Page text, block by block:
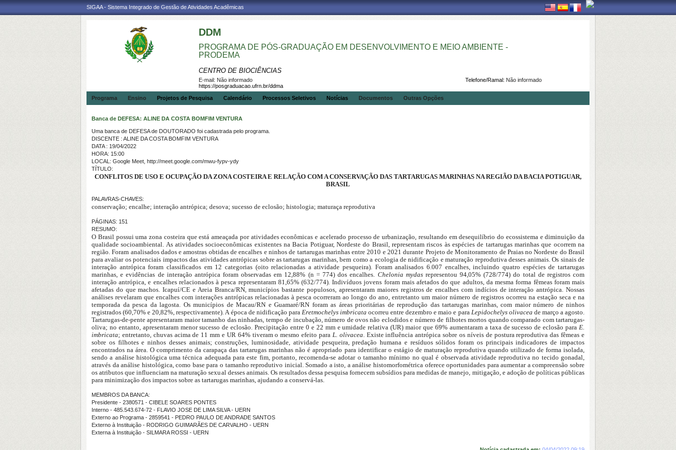
SIGAA - Sistema Integrado de Gestão de Atividades Acadêmicas
DDM
PROGRAMA DE PÓS-GRADUAÇÃO EM DESENVOLVIMENTO E MEIO AMBIENTE -
PRODEMA
CENTRO DE BIOCIÊNCIAS
Telefone/Ramal: Não informado
E-mail: Não informado
https://posgraduacao.ufrn.br/ddma
Programa
Ensino Projetos de Pesquisa Calendário Processos Seletivos Notícias Documentos Outras Opções
Banca de DEFESA: ALINE DA COSTA BOMFIM VENTURA
Uma banca de DEFESA de DOUTORADO foi cadastrada pelo programa.
DISCENTE : ALINE DA COSTA BOMFIM VENTURA
DATA : 19/04/2022
HORA: 15:00
LOCAL: Google Meet, http://meet.google.com/mwu-fypv-ydy
TÍTULO:
CONFLITOS DE USO E OCUPAÇÃO DA ZONA COSTEIRA E RELAÇÃO COM A CONSERVAÇÃO DAS TARTARUGAS MARINHAS NA REGIÃO DA BACIA POTIGUAR,
BRASIL
PALAVRAS-CHAVES:
conservação; encalhe; interação antrópica; desova; sucesso de eclosão; histologia; maturaça reprodutiva
PÁGINAS: 151
RESUMO:
O Brasil possui uma zona costeira que está ameaçada por atividades econômicas e acelerado processo de urbanização, resultando em desequilíbrio do ecossistema e diminuição da
qualidade socioambiental. As atividades socioeconômicas existentes na Bacia Potiguar, Nordeste do Brasil, representam riscos às espécies de tartarugas marinhas que ocorrem na
região. Foram analisados dados e amostras obtidas de encalhes e ninhos de tartarugas marinhas entre 2010 e 2021 durante Projeto de Monitoramento de Praias no Nordeste do Brasil
para avaliar os potenciais impactos das atividades antrópicas sobre as tartarugas marinhas, bem como a ecologia de nidificação e maturação reprodutiva desses animais. Os sinais de
interação antrópica foram classificados em 12 categorias (oito relacionadas a atividade pesqueira). Foram analisados 6.007 encalhes, incluindo quatro espécies de tartarugas
marinhas, e evidências de interação antrópica foram observadas em 12,88% (n = 774) dos encalhes. Chelonia mydasrepresentou 94,05% (728/774) do total de registros com
interação antrópica, e encalhes relacionados à pesca representaram 81,65% (632/774). Indivíduos jovens foram mais afetados do que adultos, da mesma forma fêmeas foram mais
afetadas do que machos. Icapuí/CE e Areia Branca/RN, municípios bastante populosos, apresentaram maiores registros de encalhes com indícios de interação antrópica. Nossas
análises revelaram que encalhes com interações antrópicas relacionadas à pesca ocorreram ao longo do ano, entretanto um maior número de registros ocorreu na estação seca e na
temporada da pesca da lagosta. Os municípios de Macau/RN e Guamaré/RN foram as áreas prioritárias de reprodução das tartarugas marinhas, com maior número de ninhos
registrados (60,70% e 20,82%, respectivamente). A época de nidificação para Eretmochelys imbricata ocorreu entre dezembro e maio e para Lepidochelys olivacea de março a agosto.
Tartarugas-de-pente apresentaram maior tamanho das ninhadas, tempo de incubação, número de ovos não eclodidos e número de filhotes mortos quando comparado com tartarugas-
oliva; no entanto, apresentaram menor sucesso de eclosão. Precipitação entre 0 e 22 mm e umidade relativa (UR) maior que 69% aumentaram a taxa de sucesso de eclosão para E.
imbricata; entretanto, chuvas acima de 11 mm e UR 64% tiveram o mesmo efeito para L. olivacea. Existe influência antrópica sobre os níveis de postura reprodutiva das fêmeas e
sobre os filhotes e ninhos desses animais; construções, luminosidade, atividade pesqueira, predação humana e resíduos sólidos foram os principais indicadores de impactos
encontrados na área. O comprimento da carapaça das tartarugas marinhas não é apropriado para identificar o estágio de maturação reprodutiva quando utilizado de forma isolada,
sendo a análise histológica uma técnica adequada para este fim, portanto, recomenda-se adotar o tamanho mínimo no qual é observada atividade reprodutiva no tecido gonadal,
através da análise histológica, como base para o tamanho reprodutivo inicial. Somado a isto, a análise histomorfométrica oferece oportunidades para aumentar a compreensão sobre
os atributos que influenciam na maturação sexual desses animais. Os resultados dessa pesquisa fornecem subsídios para medidas de manejo, mitigação, e adoção de políticas públicas
para minimização dos impactos sobre as tartarugas marinhas, ajudando a conservá-las.
MEMBROS DA BANCA:
Presidente - 2380571 - CIBELE SOARES PONTES
Interno - 485.543.674-72 - FLAVIO JOSE DE LIMA SILVA - UERN
Externo ao Programa - 2859541 - PEDRO PAULO DE ANDRADE SANTOS
Externo à Instituição - RODRIGO GUIMARÃES DE CARVALHO - UERN
Externa à Instituição - SILMARA ROSSI - UERN